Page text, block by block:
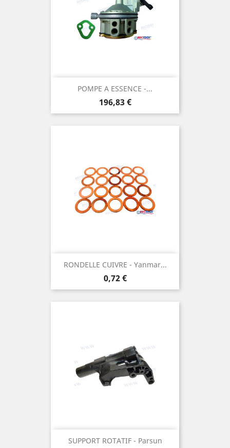
POMPE A ESSENCE -...
Prix
196,83 €
RONDELLE CUIVRE - Yanmar...
Prix
0,72 €
SUPPORT ROTATIF - Parsun